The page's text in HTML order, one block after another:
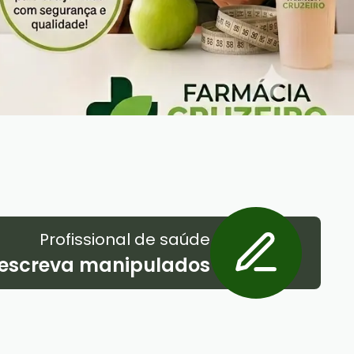
Profissional de saúde
manipulados